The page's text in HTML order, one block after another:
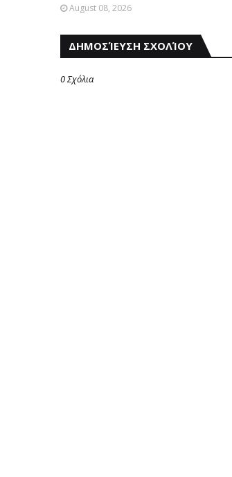
August 08, 2026
ΔΗΜΟΣΊΕΥΣΗ ΣΧΟΛΊΟΥ
0 Σχόλια